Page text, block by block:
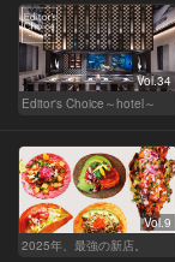
Vol.34
Editor's Choice～hotel～
Vol.9
2025年、最強の新店。